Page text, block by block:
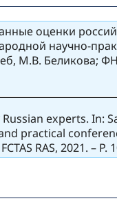
оценки
научно-
М.В.
experts. In:
practical
RAS, 2021. – P.